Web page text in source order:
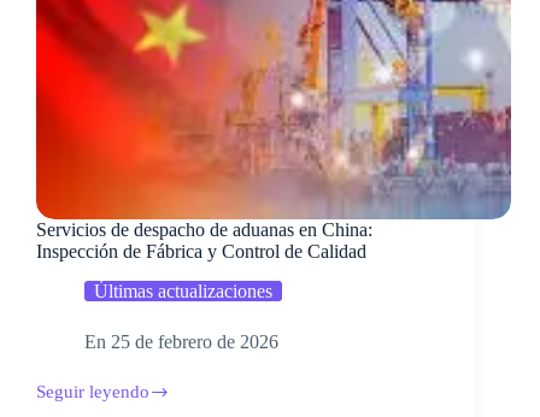
Servicios de despacho de aduanas en China:
Inspección de Fábrica y Control de Calidad
Últimas actualizaciones
En 25 de febrero de 2026
Seguir leyendo